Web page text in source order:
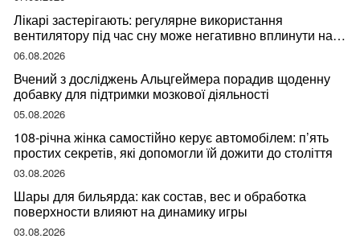
Лікарі застерігають: регулярне використання
вентилятору під час сну може негативно вплинути на
ваше здоров’я
06.08.2026
Вчений з досліджень Альцгеймера порадив щоденну
добавку для підтримки мозкової діяльності
05.08.2026
108-річна жінка самостійно керує автомобілем: п’ять
простих секретів, які допомогли їй дожити до століття
03.08.2026
Шары для бильярда: как состав, вес и обработка
поверхности влияют на динамику игры
03.08.2026